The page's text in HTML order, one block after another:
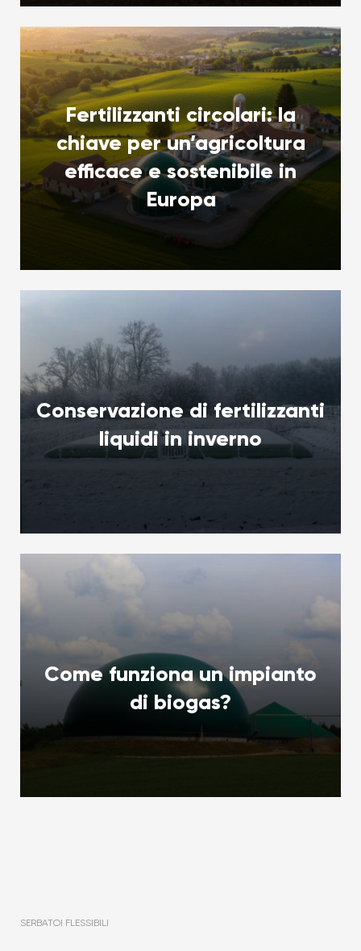
Fertilizzanti circolari: la
chiave per un’agricoltura
efficace e sostenibile in
Europa
Conservazione di fertilizzanti
liquidi in inverno
Come funziona un impianto
di biogas?
SERBATOI FLESSIBILI